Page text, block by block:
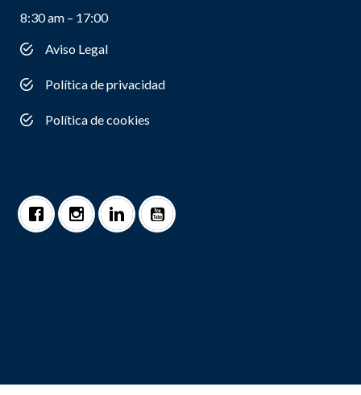
8:30 am – 17:00
Aviso Legal
Política de privacidad
Política de cookies